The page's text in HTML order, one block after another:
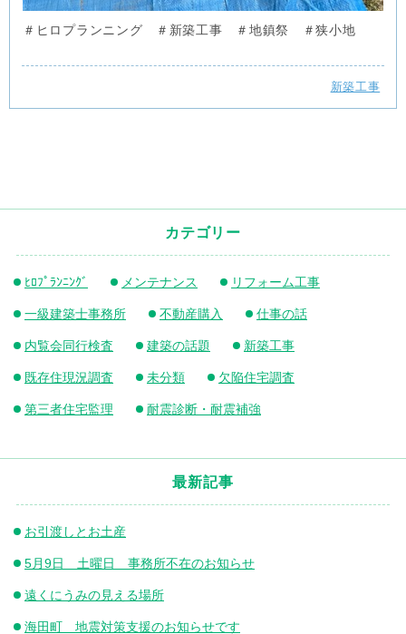
＃ヒロプランニング ＃新築工事 ＃地鎮祭 ＃狭小地
新築工事
カテゴリー
ﾋﾛﾌﾟﾗﾝﾆﾝｸﾞ メンテナンス リフォーム工事
一級建築士事務所 不動産購入 仕事の話
内覧会同行検査 建築の話題 新築工事
既存住現況調査 未分類 欠陥住宅調査
第三者住宅監理 耐震診断・耐震補強
最新記事
お引渡しとお土産
5月9日 土曜日 事務所不在のお知らせ
遠くにうみの見える場所
海田町 地震対策支援のお知らせです